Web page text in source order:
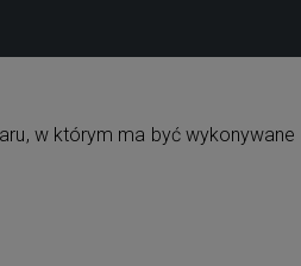
w którym ma być